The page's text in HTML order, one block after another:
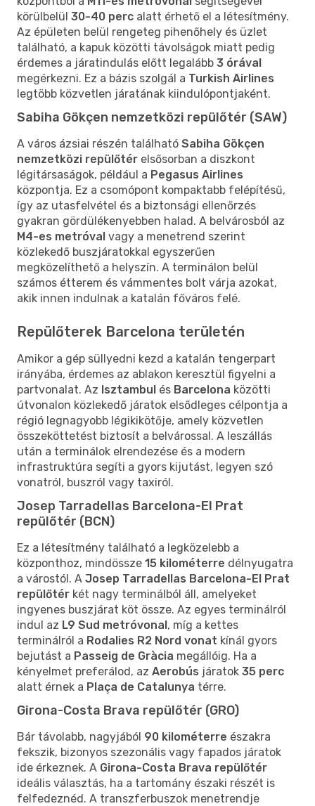
körülbelül 30-40 perc alatt érhető el a létesítmény.
Az épületen belül rengeteg pihenőhely és üzlet
található, a kapuk közötti távolságok miatt pedig
érdemes a járatindulás előtt legalább 3 órával
megérkezni. Ez a bázis szolgál a Turkish Airlines
legtöbb közvetlen járatának kiindulópontjaként.
Sabiha Gökçen nemzetközi repülőtér (SAW)
A város ázsiai részén található Sabiha Gökçen
nemzetközi repülőtér elsősorban a diszkont
légitársaságok, például a Pegasus Airlines
központja. Ez a csomópont kompaktabb felépítésű,
így az utasfelvétel és a biztonsági ellenőrzés
gyakran gördülékenyebben halad. A belvárosból az
M4-es metróval vagy a menetrend szerint
közlekedő buszjáratokkal egyszerűen
megközelíthető a helyszín. A terminálon belül
számos étterem és vámmentes bolt várja azokat,
akik innen indulnak a katalán főváros felé.
Repülőterek Barcelona területén
Amikor a gép süllyedni kezd a katalán tengerpart
irányába, érdemes az ablakon keresztül figyelni a
partvonalat. Az Isztambul és Barcelona közötti
útvonalon közlekedő járatok elsődleges célpontja a
régió legnagyobb légikikötője, amely közvetlen
összeköttetést biztosít a belvárossal. A leszállás
után a terminálok elrendezése és a modern
infrastruktúra segíti a gyors kijutást, legyen szó
vonatról, buszról vagy taxiról.
Josep Tarradellas Barcelona-El Prat
repülőtér (BCN)
Ez a létesítmény található a legközelebb a
központhoz, mindössze 15 kilométerre délnyugatra
a várostól. A Josep Tarradellas Barcelona-El Prat
repülőtér két nagy terminálból áll, amelyeket
ingyenes buszjárat köt össze. Az egyes terminálról
indul az L9 Sud metróvonal, míg a kettes
terminálról a Rodalies R2 Nord vonat kínál gyors
bejutást a Passeig de Gràcia megállóig. Ha a
kényelmet preferálod, az Aerobús járatok 35 perc
alatt érnek a Plaça de Catalunya térre.
Girona-Costa Brava repülőtér (GRO)
Bár távolabb, nagyjából 90 kilométerre északra
fekszik, bizonyos szezonális vagy fapados járatok
ide érkeznek. A Girona-Costa Brava repülőtér
ideális választás, ha a tartomány északi részét is
felfedeznéd. A transzferbuszok menetrendje